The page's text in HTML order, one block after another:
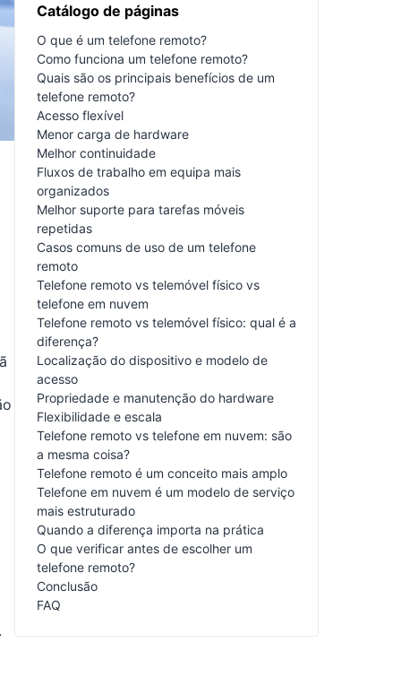
Catálogo de páginas
O que é um telefone remoto?
Como funciona um telefone remoto?
Quais são os principais benefícios de um
telefone remoto?
Acesso flexível
Menor carga de hardware
Melhor continuidade
Fluxos de trabalho em equipa mais
organizados
Melhor suporte para tarefas móveis
repetidas
Casos comuns de uso de um telefone
remoto
Telefone remoto vs telemóvel físico vs
telefone em nuvem
Telefone remoto vs telemóvel físico: qual é a
diferença?
Localização do dispositivo e modelo de
acesso
Propriedade e manutenção do hardware
Flexibilidade e escala
Telefone remoto vs telefone em nuvem: são
a mesma coisa?
Telefone remoto é um conceito mais amplo
Telefone em nuvem é um modelo de serviço
mais estruturado
Quando a diferença importa na prática
O que verificar antes de escolher um
telefone remoto?
Conclusão
FAQ